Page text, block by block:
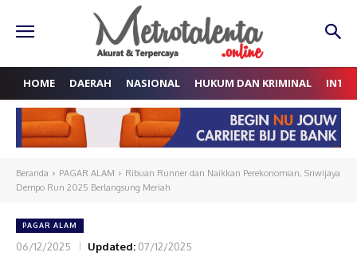
HOME DAERAH NASIONAL HUKUM DAN KRIMINAL
Beranda PAGAR ALAM
Ribuan Runner dan Naikkan Perekonomian, Sriwijaya
Dempo Run 2025 Berlangsung Meriah
PAGAR ALAM
06/12/2025 Updated: 07/12/2025